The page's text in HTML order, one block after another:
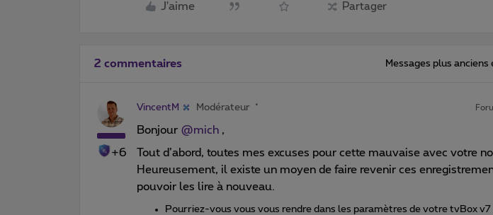
J'aime Partager
2 commentaires Messages plus
+6
VincentM Modérateur
Bonjour @mich ,
Tout d’abord, toutes mes excuses pour cette mauvaise avec votre
Heureusement, il existe un moyen de faire revenir ces
pouvoir les lire à nouveau.
Pourriez-vous vous vous rendre dans les paramètres de votre tvBox v7